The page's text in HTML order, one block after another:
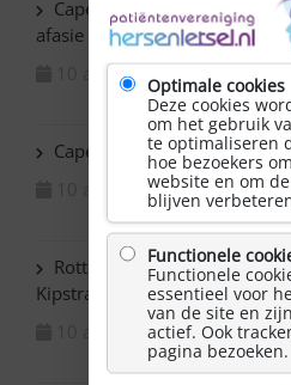
Capelle ad IJssel Baronie –
afasie
10 augustus 2026
Capelle ad IJssel
10 augustus 2026
Rotterdam Centrum – NAH
Kipstraat
10 augustus 2026
Optimale cookies
Deze cookies
om het gebruik
te optimaliseren
hoe bezoekers
website en om
blijven
Functionele
Functionele
essentieel voor
van de site en
actief. Ook
pagina bezoeken.